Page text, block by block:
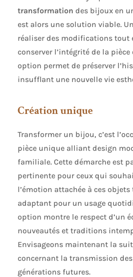
transformation des bijoux en
est alors une solution viable.
réaliser des modifications tout
conserver l’intégrité de la
option permet de préserver
insufflant une nouvelle vie
Création unique
Transformer un bijou, c’est
pièce unique alliant design
familiale. Cette démarche est
pertinente pour ceux qui
l’émotion attachée à ces
adaptant pour un usage
option montre le respect d’un
nouveautés et traditions
Envisageons maintenant la
concernant la transmission
générations futures.